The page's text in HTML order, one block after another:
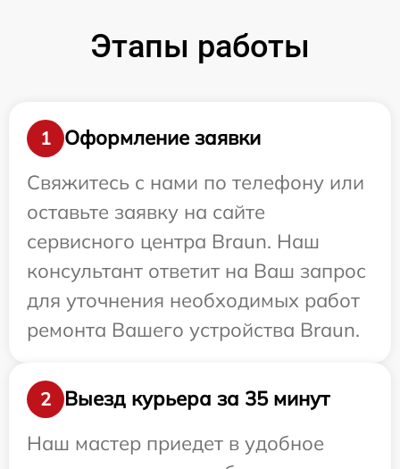
Этапы работы
1
Оформление заявки
Свяжитесь с нами по телефону или
оставьте заявку на сайте
сервисного центра Braun. Наш
консультант ответит на Ваш запрос
для уточнения необходимых работ
ремонта Вашего устройства Braun.
2
Выезд курьера за 35 минут
Наш мастер приедет в удобное